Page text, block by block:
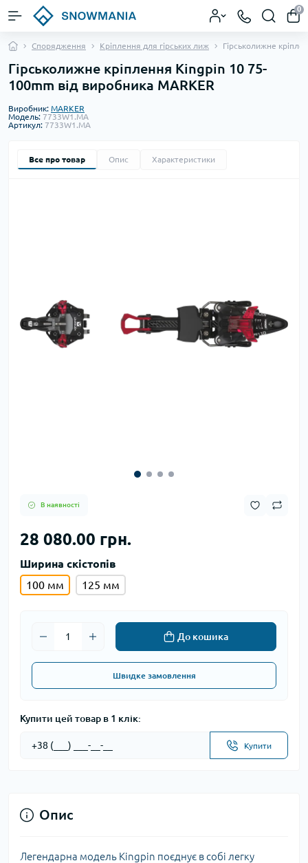
0
Спорядження Кріплення для гірських лиж Гірськолижне
Гірськолижне кріплення Kingpin 10 75-
100mm від виробника MARKER
Виробник: MARKER
Модель: 7733W1.MA
Артикул: 7733W1.MA
Все про товар Опис Характеристики
В наявності
28 080.00 грн.
Ширина скістопів
100 мм
125 мм
До кошика
Швидке замовлення
Купити цей товар в 1 клік:
Купити
Опис
Легендарна модель Kingpin поєднує в собі легку